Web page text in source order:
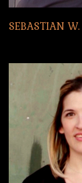
SEBASTIAN W.